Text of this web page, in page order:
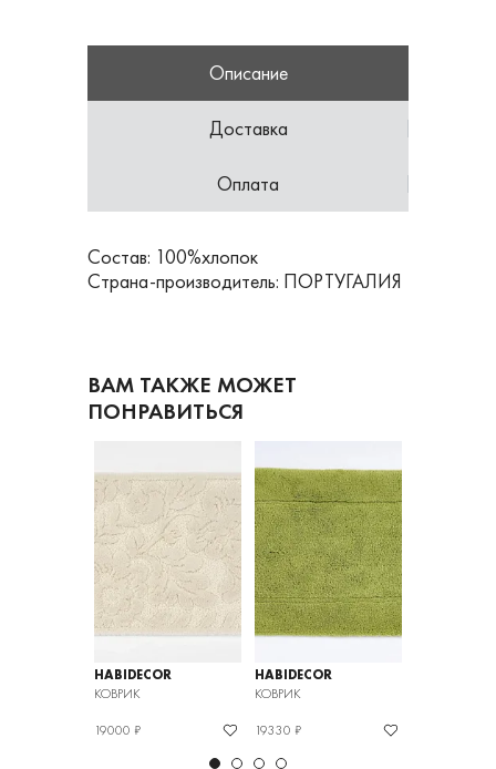
Описание
Доставка
Оплата
Состав: 100%хлопок
Страна-производитель: ПОРТУГАЛИЯ
ВАМ ТАКЖЕ МОЖЕТ
ПОНРАВИТЬСЯ
HABIDECOR
КОВРИК
19000 ₽
HABIDECOR
КОВРИК
19330 ₽